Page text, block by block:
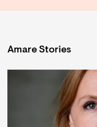
Amare Stories